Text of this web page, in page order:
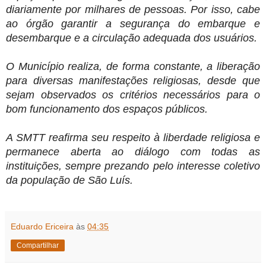
diariamente por milhares de pessoas. Por isso, cabe
ao órgão garantir a segurança do embarque e
desembarque e a circulação adequada dos usuários.
O Município realiza, de forma constante, a liberação
para diversas manifestações religiosas, desde que
sejam observados os critérios necessários para o
bom funcionamento dos espaços públicos.
A SMTT reafirma seu respeito à liberdade religiosa e
permanece aberta ao diálogo com todas as
instituições, sempre prezando pelo interesse coletivo
da população de São Luís.
Eduardo Ericeira às 04:35
Compartilhar